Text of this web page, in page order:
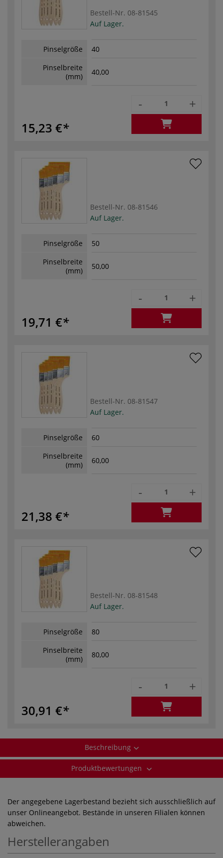
Bestell-Nr. 08-81545
Auf Lager.
Pinselgröße
40
Pinselbreite
(mm)
40,00
15,23 €
- +
Bestell-Nr. 08-81546
Auf Lager.
Pinselgröße
50
Pinselbreite
(mm)
50,00
19,71 €
- +
Bestell-Nr. 08-81547
Auf Lager.
Pinselgröße
60
Pinselbreite
(mm)
60,00
21,38 €
- +
Bestell-Nr. 08-81548
Auf Lager.
Pinselgröße
80
Pinselbreite
(mm)
80,00
30,91 €
- +
Beschreibung
Produktbewertungen
Der angegebene Lagerbestand bezieht sich ausschließlich auf
unser Onlineangebot. Bestände in unseren Filialen können
abweichen.
Herstellerangaben